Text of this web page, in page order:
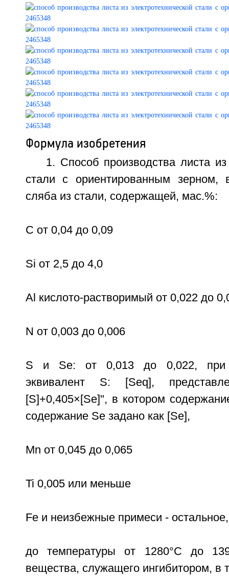
Формула изобретения
1. Способ производства листа из
стали с ориентированным зерном,
сляба из стали, содержащей, мас.%:
С от 0,04 до 0,09
Si от 2,5 до 4,0
Аl кислото-растворимый от 0,022 до
N от 0,003 до 0,006
S и Se: от 0,013 до 0,022, при
эквивалент S: [Seq],
[S]+0,405×[Se]", в котором
содержание Se задано как [Se],
Мn от 0,045 до 0,065
Ti 0,005 или меньше
Fe и неизбежные примеси - остальное,
до температуры от 1280°С до
вещества, служащего ингибитором, в